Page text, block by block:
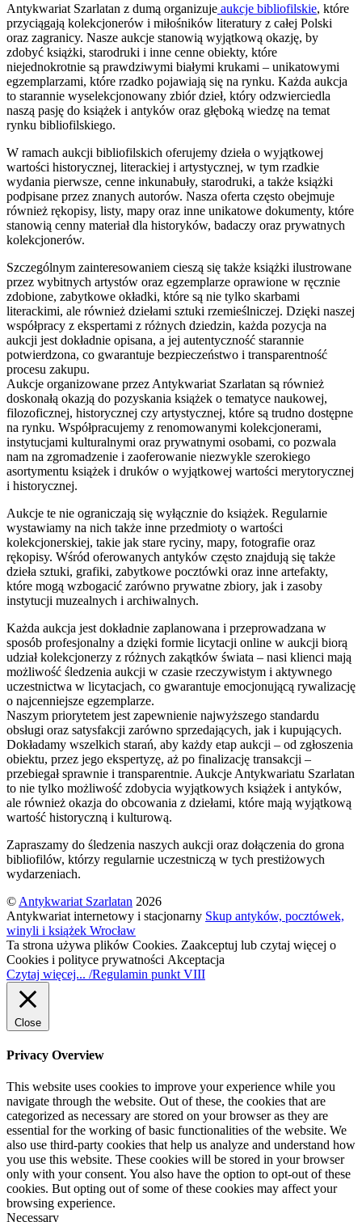
Antykwariat Szarlatan z dumą organizuje aukcje bibliofilskie, które
przyciągają kolekcjonerów i miłośników literatury z całej Polski
oraz zagranicy. Nasze aukcje stanowią wyjątkową okazję, by
zdobyć książki, starodruki i inne cenne obiekty, które
niejednokrotnie są prawdziwymi białymi krukami – unikatowymi
egzemplarzami, które rzadko pojawiają się na rynku. Każda aukcja
to starannie wyselekcjonowany zbiór dzieł, który odzwierciedla
naszą pasję do książek i antyków oraz głęboką wiedzę na temat
rynku bibliofilskiego.
W ramach aukcji bibliofilskich oferujemy dzieła o wyjątkowej
wartości historycznej, literackiej i artystycznej, w tym rzadkie
wydania pierwsze, cenne inkunabuły, starodruki, a także książki
podpisane przez znanych autorów. Nasza oferta często obejmuje
również rękopisy, listy, mapy oraz inne unikatowe dokumenty, które
stanowią cenny materiał dla historyków, badaczy oraz prywatnych
kolekcjonerów.
Szczególnym zainteresowaniem cieszą się także książki ilustrowane
przez wybitnych artystów oraz egzemplarze oprawione w ręcznie
zdobione, zabytkowe okładki, które są nie tylko skarbami
literackimi, ale również dziełami sztuki rzemieślniczej. Dzięki naszej
współpracy z ekspertami z różnych dziedzin, każda pozycja na
aukcji jest dokładnie opisana, a jej autentyczność starannie
potwierdzona, co gwarantuje bezpieczeństwo i transparentność
procesu zakupu.
Aukcje organizowane przez Antykwariat Szarlatan są również
doskonałą okazją do pozyskania książek o tematyce naukowej,
filozoficznej, historycznej czy artystycznej, które są trudno dostępne
na rynku. Współpracujemy z renomowanymi kolekcjonerami,
instytucjami kulturalnymi oraz prywatnymi osobami, co pozwala
nam na zgromadzenie i zaoferowanie niezwykle szerokiego
asortymentu książek i druków o wyjątkowej wartości merytorycznej
i historycznej.
Aukcje te nie ograniczają się wyłącznie do książek. Regularnie
wystawiamy na nich także inne przedmioty o wartości
kolekcjonerskiej, takie jak stare ryciny, mapy, fotografie oraz
rękopisy. Wśród oferowanych antyków często znajdują się także
dzieła sztuki, grafiki, zabytkowe pocztówki oraz inne artefakty,
które mogą wzbogacić zarówno prywatne zbiory, jak i zasoby
instytucji muzealnych i archiwalnych.
Każda aukcja jest dokładnie zaplanowana i przeprowadzana w
sposób profesjonalny a dzięki formie licytacji online w aukcji biorą
udział kolekcjonerzy z różnych zakątków świata – nasi klienci mają
możliwość śledzenia aukcji w czasie rzeczywistym i aktywnego
uczestnictwa w licytacjach, co gwarantuje emocjonującą rywalizację
o najcenniejsze egzemplarze.
Naszym priorytetem jest zapewnienie najwyższego standardu
obsługi oraz satysfakcji zarówno sprzedających, jak i kupujących.
Dokładamy wszelkich starań, aby każdy etap aukcji – od zgłoszenia
obiektu, przez jego ekspertyzę, aż po finalizację transakcji –
przebiegał sprawnie i transparentnie. Aukcje Antykwariatu Szarlatan
to nie tylko możliwość zdobycia wyjątkowych książek i antyków,
ale również okazja do obcowania z dziełami, które mają wyjątkową
wartość historyczną i kulturową.
Zapraszamy do śledzenia naszych aukcji oraz dołączenia do grona
bibliofilów, którzy regularnie uczestniczą w tych prestiżowych
wydarzeniach.
© Antykwariat Szarlatan 2026
Antykwariat internetowy i stacjonarny Skup antyków, pocztówek,
winyli i książek Wrocław
Ta strona używa plików Cookies. Zaakceptuj lub czytaj więcej o
Cookies i polityce prywatności Akceptacja
Czytaj więcej... /Regulamin punkt VIII
Close
Privacy Overview
This website uses cookies to improve your experience while you
navigate through the website. Out of these, the cookies that are
categorized as necessary are stored on your browser as they are
essential for the working of basic functionalities of the website. We
also use third-party cookies that help us analyze and understand how
you use this website. These cookies will be stored in your browser
only with your consent. You also have the option to opt-out of these
cookies. But opting out of some of these cookies may affect your
browsing experience.
Necessary